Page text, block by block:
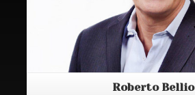
Roberto Bellio